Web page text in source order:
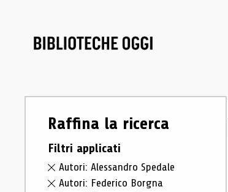
Raffina la ricerca
Filtri applicati
Autori: Alessandro Spedale
Autori: Federico Borgna